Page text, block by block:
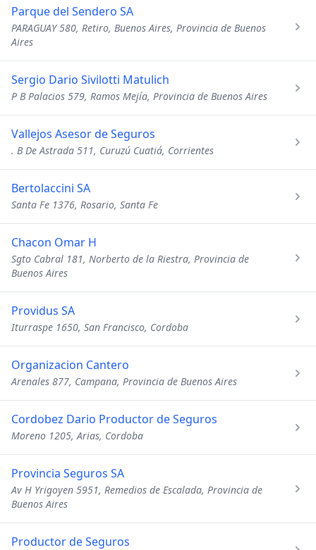
Parque del Sendero SA
PARAGUAY 580, Retiro, Buenos Aires, Provincia de Buenos
Aires
Sergio Dario Sivilotti Matulich
P B Palacios 579, Ramos Mejía, Provincia de Buenos Aires
Vallejos Asesor de Seguros
. B De Astrada 511, Curuzú Cuatiá, Corrientes
Bertolaccini SA
Santa Fe 1376, Rosario, Santa Fe
Chacon Omar H
Sgto Cabral 181, Norberto de la Riestra, Provincia de
Buenos Aires
Providus SA
Iturraspe 1650, San Francisco, Cordoba
Organizacion Cantero
Arenales 877, Campana, Provincia de Buenos Aires
Cordobez Dario Productor de Seguros
Moreno 1205, Arias, Cordoba
Provincia Seguros SA
Av H Yrigoyen 5951, Remedios de Escalada, Provincia de
Buenos Aires
Productor de Seguros